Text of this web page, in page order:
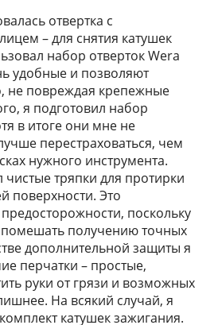
отвертка с
– для снятия катушек
набор отверток Wera
удобные и позволяют
не повреждая крепежные
я подготовил набор
в итоге они мне не
перестраховаться, чем
нужного инструмента.
чистые тряпки для протирки
поверхности. Это
поскольку
помешать получению точных
дополнительной защиты я
перчатки – простые,
руки от грязи и возможных
На всякий случай, я
катушек зажигания.